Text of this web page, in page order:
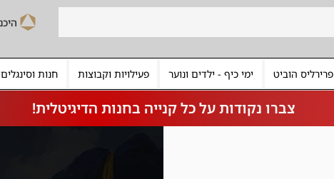
פרירליס הוביט ימי כיף - ילדים ונוער פעילויות וקבוצות חנות וסינגלים
צברו נקודות על כל קנייה בחנות הדיגיטלית!